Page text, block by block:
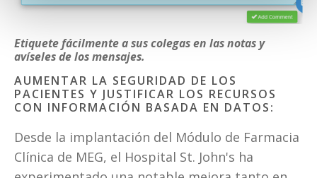
Etiquete fácilmente a sus colegas en las notas y
avíseles de los mensajes.
AUMENTAR LA SEGURIDAD DE LOS
PACIENTES Y JUSTIFICAR LOS RECURSOS
CON INFORMACIÓN BASADA EN DATOS:
Desde la implantación del Módulo de Farmacia
Clínica de MEG, el Hospital St. John's ha